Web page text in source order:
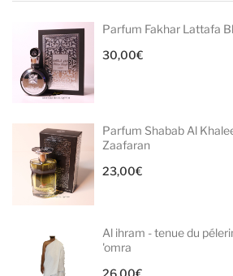
Parfum Fakhar Lattafa
30,00€
Parfum Shabab Al
Zaafaran
23,00€
Al ihram - tenue du
'omra
26,00€